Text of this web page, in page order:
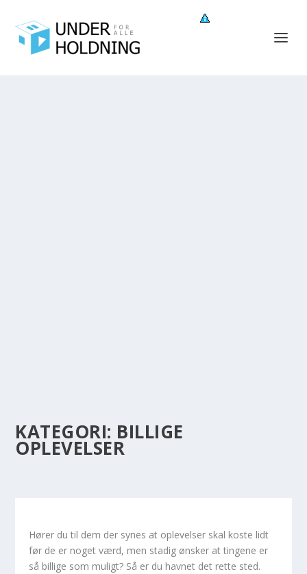
KATEGORI: BILLIGE
OPLEVELSER
Hører du til dem der synes at oplevelser skal koste lidt
før de er noget værd, men stadig ønsker at tingene er
så billige som muligt? Så er du havnet det rette sted.